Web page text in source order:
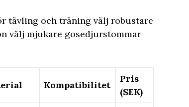
tävling och träning välj robustare
välj mjukare gosedjurstommar
Kompatibilitet
Pris
(SEK)